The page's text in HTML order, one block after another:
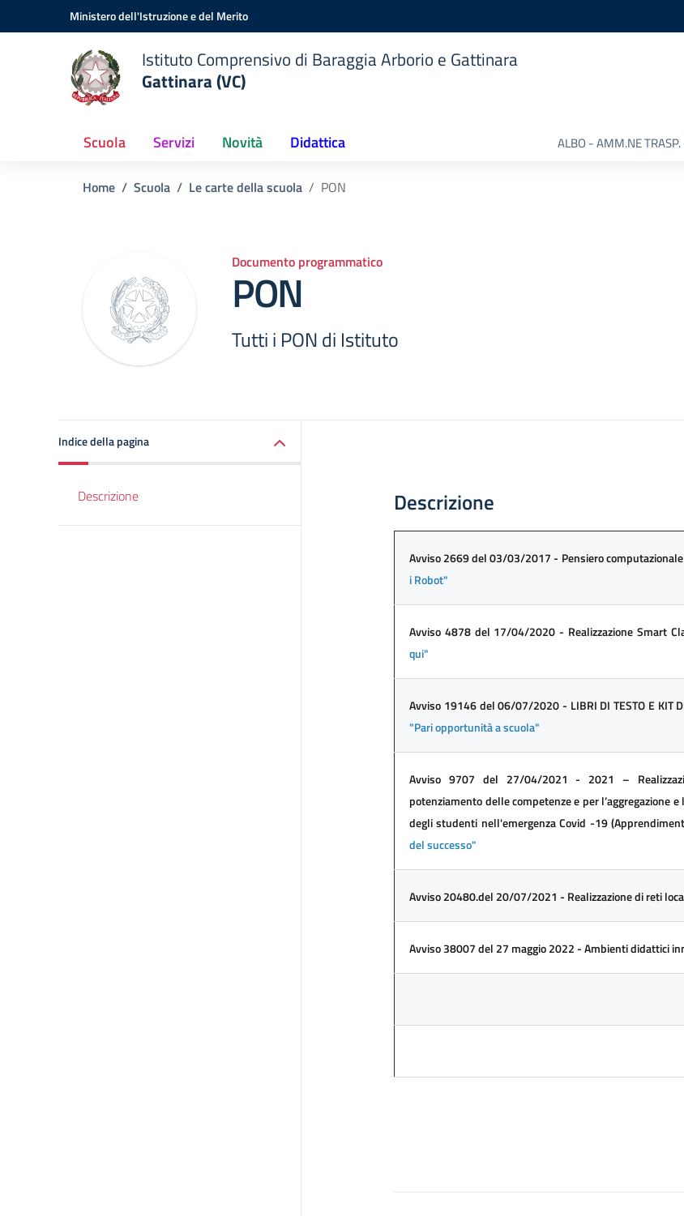
Vai ai contenuti
Vai al menu di navigazioneMinistero dell'Istruzione e del Merito
Istituto Comprensivo di Baraggia Arborio e Gattinara
Gattinara (VC)
Scuola Servizi Novità Didattica ALBO - AMM.NE
Home Scuola Le carte della scuola PON
Documento programmatico
PON
Tutti i PON di Istituto
Indice della pagina
Descrizione Descrizione
Avviso 2669 del 03/03/2017 - Pensiero
i Robot"
Avviso 4878 del 17/04/2020 - Realizzazione Smart
qui"
Avviso 19146 del 06/07/2020 - LIBRI DI TESTO E KIT
"Pari opportunità a scuola"
Avviso 9707 del 27/04/2021 - 2021 –
potenziamento delle competenze e per l’aggregazione
degli studenti nell'emergenza Covid -19
del successo"
Avviso 20480.del 20/07/2021 - Realizzazione di reti
Avviso 38007 del 27 maggio 2022 - Ambienti didattici